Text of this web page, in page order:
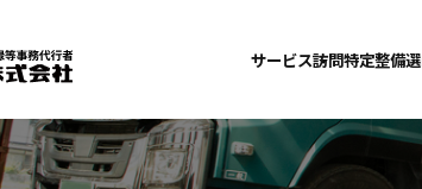
サービス
車検
訪問特定整備